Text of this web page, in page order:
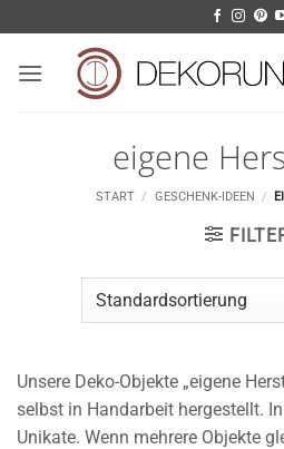
Inhalt
springen
eigene
START / GESCHENK-IDEEN /
Unsere Deko-Objekte „eigene
selbst in Handarbeit hergestellt.
Unikate. Wenn mehrere Objekte